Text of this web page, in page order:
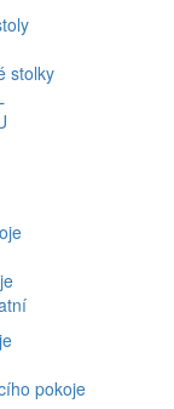
stolky
pokoje